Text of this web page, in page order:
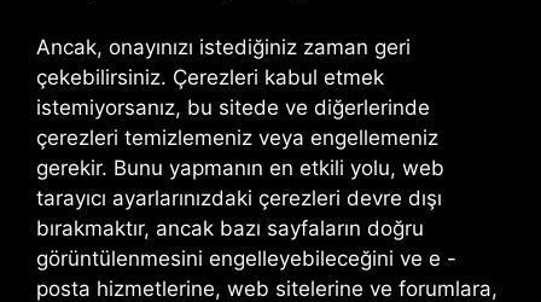
Ancak, onayınızı istediğiniz zaman geri
çekebilirsiniz. Çerezleri kabul etmek
istemiyorsanız, bu sitede ve diğerlerinde
çerezleri temizlemeniz veya engellemeniz
gerekir. Bunu yapmanın en etkili yolu, web
tarayıcı ayarlarınızdaki çerezleri devre dışı
bırakmaktır, ancak bazı sayfaların doğru
görüntülenmesini engelleyebileceğini ve e -
posta hizmetlerine, web sitelerine ve forumlara,